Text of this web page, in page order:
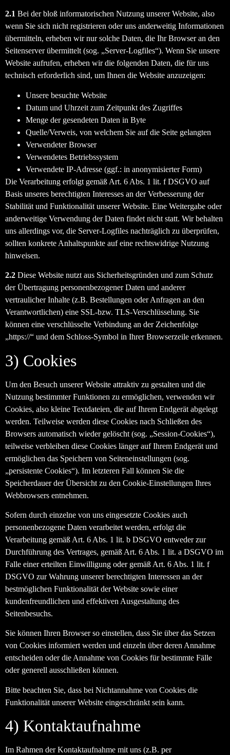
2.1 Bei der bloß informatorischen Nutzung unserer Website, also
wenn Sie sich nicht registrieren oder uns anderweitig Informationen
übermitteln, erheben wir nur solche Daten, die Ihr Browser an den
Seitenserver übermittelt (sog. „Server-Logfiles“). Wenn Sie unsere
Website aufrufen, erheben wir die folgenden Daten, die für uns
technisch erforderlich sind, um Ihnen die Website anzuzeigen:
Unsere besuchte Website
Datum und Uhrzeit zum Zeitpunkt des Zugriffes
Menge der gesendeten Daten in Byte
Quelle/Verweis, von welchem Sie auf die Seite gelangten
Verwendeter Browser
Verwendetes Betriebssystem
Verwendete IP-Adresse (ggf.: in anonymisierter Form)
Die Verarbeitung erfolgt gemäß Art. 6 Abs. 1 lit. f DSGVO auf
Basis unseres berechtigten Interesses an der Verbesserung der
Stabilität und Funktionalität unserer Website. Eine Weitergabe oder
anderweitige Verwendung der Daten findet nicht statt. Wir behalten
uns allerdings vor, die Server-Logfiles nachträglich zu überprüfen,
sollten konkrete Anhaltspunkte auf eine rechtswidrige Nutzung
hinweisen.
2.2 Diese Website nutzt aus Sicherheitsgründen und zum Schutz
der Übertragung personenbezogener Daten und anderer
vertraulicher Inhalte (z.B. Bestellungen oder Anfragen an den
Verantwortlichen) eine SSL-bzw. TLS-Verschlüsselung. Sie
können eine verschlüsselte Verbindung an der Zeichenfolge
„https://“ und dem Schloss-Symbol in Ihrer Browserzeile erkennen.
3) Cookies
Um den Besuch unserer Website attraktiv zu gestalten und die
Nutzung bestimmter Funktionen zu ermöglichen, verwenden wir
Cookies, also kleine Textdateien, die auf Ihrem Endgerät abgelegt
werden. Teilweise werden diese Cookies nach Schließen des
Browsers automatisch wieder gelöscht (sog. „Session-Cookies“),
teilweise verbleiben diese Cookies länger auf Ihrem Endgerät und
ermöglichen das Speichern von Seiteneinstellungen (sog.
„persistente Cookies“). Im letzteren Fall können Sie die
Speicherdauer der Übersicht zu den Cookie-Einstellungen Ihres
Webbrowsers entnehmen.
Sofern durch einzelne von uns eingesetzte Cookies auch
personenbezogene Daten verarbeitet werden, erfolgt die
Verarbeitung gemäß Art. 6 Abs. 1 lit. b DSGVO entweder zur
Durchführung des Vertrages, gemäß Art. 6 Abs. 1 lit. a DSGVO im
Falle einer erteilten Einwilligung oder gemäß Art. 6 Abs. 1 lit. f
DSGVO zur Wahrung unserer berechtigten Interessen an der
bestmöglichen Funktionalität der Website sowie einer
kundenfreundlichen und effektiven Ausgestaltung des
Seitenbesuchs.
Sie können Ihren Browser so einstellen, dass Sie über das Setzen
von Cookies informiert werden und einzeln über deren Annahme
entscheiden oder die Annahme von Cookies für bestimmte Fälle
oder generell ausschließen können.
Bitte beachten Sie, dass bei Nichtannahme von Cookies die
Funktionalität unserer Website eingeschränkt sein kann.
4) Kontaktaufnahme
Im Rahmen der Kontaktaufnahme mit uns (z.B. per